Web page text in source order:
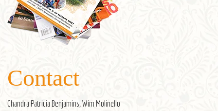
Contact
Chandra Patricia Benjamins, Wim Molinello